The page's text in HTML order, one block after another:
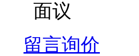
面议
留言询价